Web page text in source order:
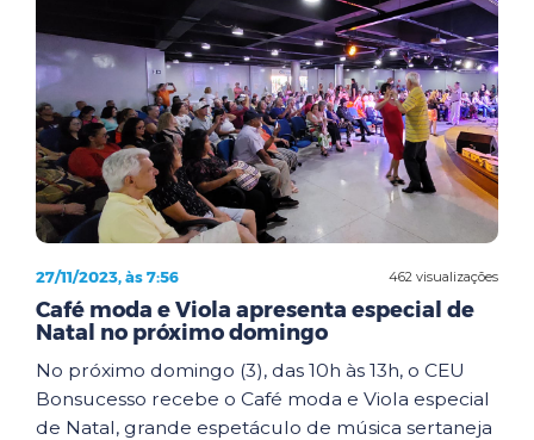
462 visualizações
27/11/2023, às 7:56
Café moda e Viola apresenta especial de
Natal no próximo domingo
No próximo domingo (3), das 10h às 13h, o CEU
Bonsucesso recebe o Café moda e Viola especial
de Natal, grande espetáculo de música sertaneja